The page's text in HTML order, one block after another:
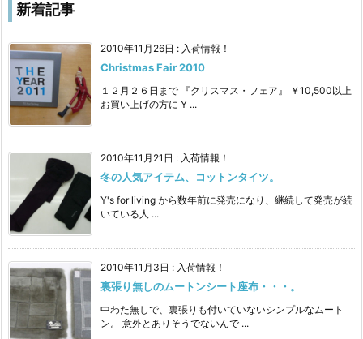
新着記事
2010年11月26日 : 入荷情報！
Christmas Fair 2010
１２月２６日まで 『クリスマス・フェア』 ￥10,500以上
お買い上げの方に Y ...
2010年11月21日 : 入荷情報！
冬の人気アイテム、コットンタイツ。
Y's for living から数年前に発売になり、継続して発売が続
いている人 ...
2010年11月3日 : 入荷情報！
裏張り無しのムートンシート座布・・・。
中わた無しで、裏張りも付いていないシンプルなムート
ン。 意外とありそうでないんで ...